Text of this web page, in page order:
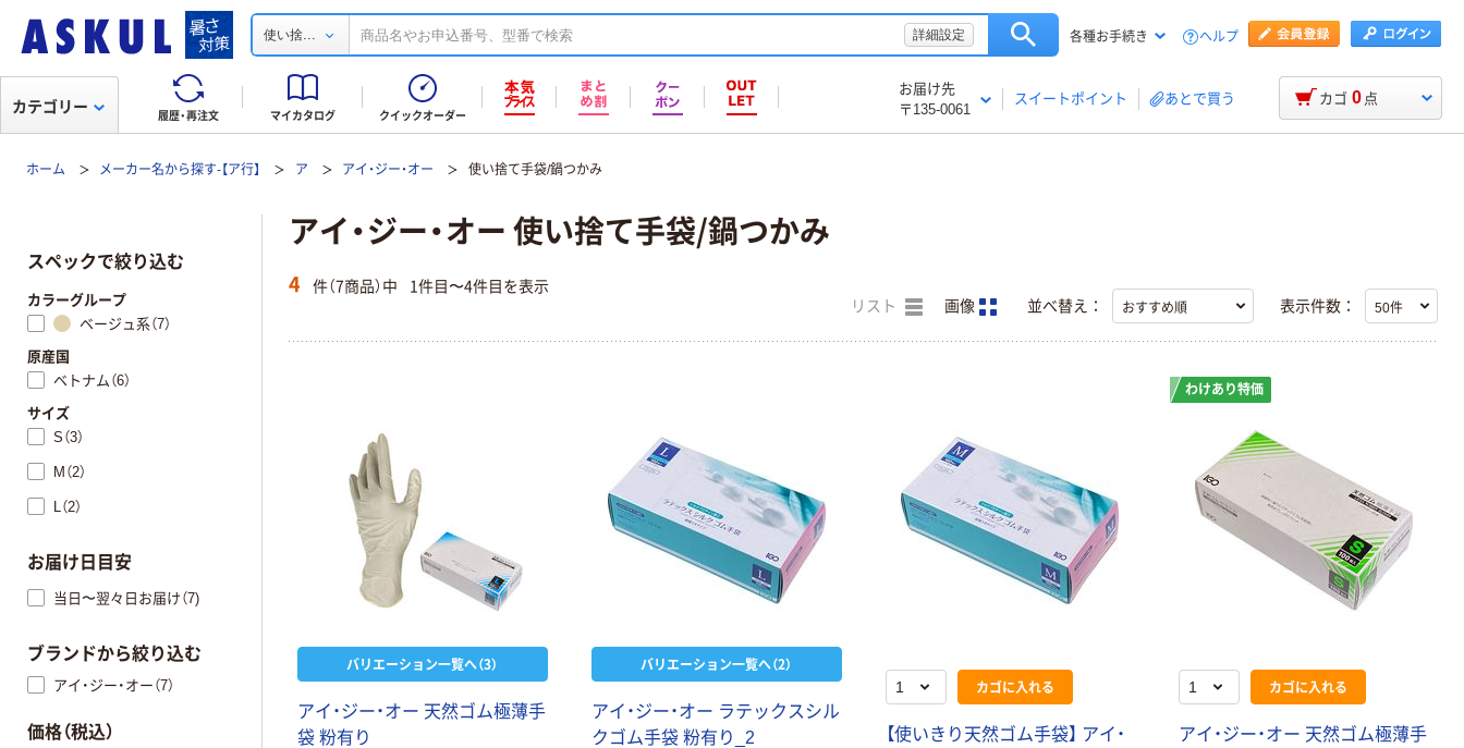
使い捨... 詳細設定 各種お手続き ヘルプ
履歴・再注文 マイカタログ クイックオーダー
お届け先
〒135-0061
スイートポイント あとで買う
カテゴリー カゴ 0 点
ホーム メーカー名から探す-【ア行】 ア アイ・ジー・オー 使い捨て手袋/鍋つかみ
アイ・ジー・オー 使い捨て手袋/鍋つかみ
4 件（7商品）中 1件目〜4件目を表示
リスト 画像 並べ替え： 表示件数：
バリエーション一覧へ（3）
アイ・ジー・オー 天然ゴム極薄手
袋 粉有り
バリエーション一覧へ（2）
アイ・ジー・オー ラテックスシル
クゴム手袋 粉有り_2
カゴに入れる
【使いきり天然ゴム手袋】 アイ・
わけあり特価
カゴに入れる
アイ・ジー・オー 天然ゴム極薄手
スペックで絞り込む
カラーグループ
ベージュ系（7）
原産国
ベトナム（6）
サイズ
S（3）
M（2）
L（2）
お届け日目安
当日〜翌々日お届け（7)
ブランドから絞り込む
アイ・ジー・オー（7）
価格（税込）